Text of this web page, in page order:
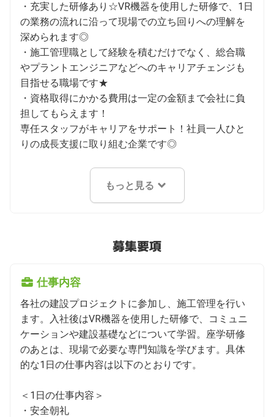
・充実した研修あり☆VR機器を使用した研修で、1日
の業務の流れに沿って現場での立ち回りへの理解を
深められます◎
・施工管理職として経験を積むだけでなく、総合職
やプラントエンジニアなどへのキャリアチェンジも
目指せる職場です★
・資格取得にかかる費用は一定の金額まで会社に負
担してもらえます！
専任スタッフがキャリアをサポート！社員一人ひと
りの成長支援に取り組む企業です◎
もっと見る
募集要項
仕事内容
各社の建設プロジェクトに参加し、施工管理を行い
ます。入社後はVR機器を使用した研修で、コミュニ
ケーションや建設基礎などについて学習。座学研修
のあとは、現場で必要な専門知識を学びます。具体
的な1日の仕事内容は以下のとおりです。
＜1日の仕事内容＞
・安全朝礼